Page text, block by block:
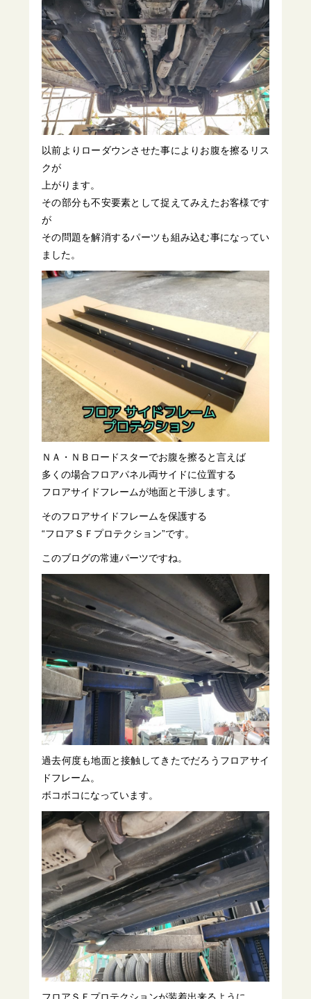
以前よりローダウンさせた事によりお腹を擦るリス
クが
上がります。
その部分も不安要素として捉えてみえたお客様です
が
その問題を解消するパーツも組み込む事になってい
ました。
ＮＡ・ＮＢロードスターでお腹を擦ると言えば
多くの場合フロアパネル両サイドに位置する
フロアサイドフレームが地面と干渉します。
そのフロアサイドフレームを保護する
“フロアＳＦプロテクション”です。
このブログの常連パーツですね。
過去何度も地面と接触してきたでだろうフロアサイ
ドフレーム。
ボコボコになっています。